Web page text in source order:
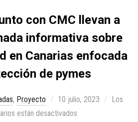
con CMC llevan a
informativa sobre
en Canarias enfocada
de pymes
, Proyecto 10 julio, 2023
Los
están desactivados